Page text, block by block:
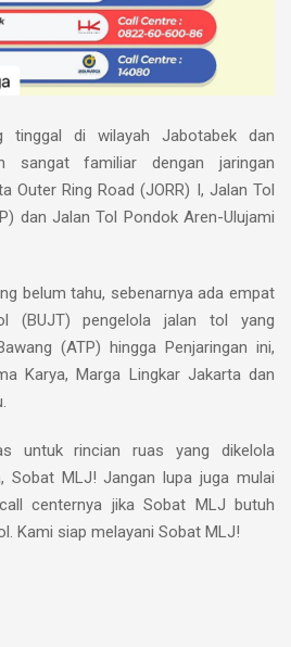
tinggal di wilayah Jabotabek dan
sangat familiar dengan jaringan
Outer Ring Road (JORR) I, Jalan Tol
dan Jalan Tol Pondok Aren-Ulujami
belum tahu, sebenarnya ada empat
(BUJT) pengelola jalan tol yang
(ATP) hingga Penjaringan ini,
Karya, Marga Lingkar Jakarta dan
untuk rincian ruas yang dikelola
Sobat MLJ! Jangan lupa juga mulai
centernya jika Sobat MLJ butuh
Kami siap melayani Sobat MLJ!